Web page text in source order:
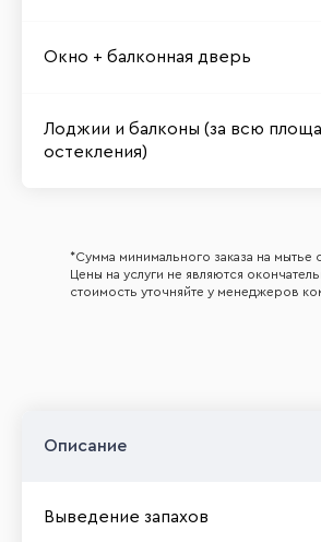
Окно + балконная дверь
Лоджии и балконы (за всю
остекления)
*Сумма минимального заказа на мытье
Цены на услуги не являются
стоимость уточняйте у менеджеров
Описание
Выведение запахов